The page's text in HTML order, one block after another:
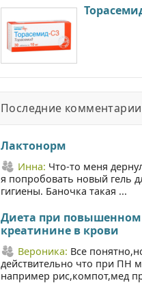
Последние комментарии
Лактонорм
Инна: Что-то меня
я попробовать новый гель
гигиены. Баночка такая ...
Диета при повышенном
креатинине в крови
Вероника: Все
действительно что при ПН
например рис,компот,мед